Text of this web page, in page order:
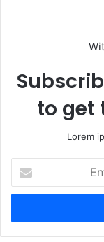
to get
Lorem
your
Email